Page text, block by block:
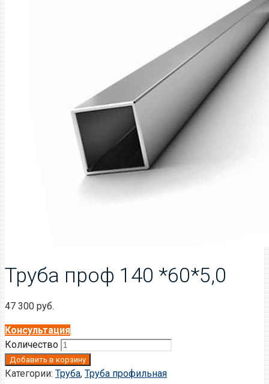
Труба проф 140 *60*5,0
47 300 руб.
Консультация
Количество
Добавить в корзину
Категории: Труба, Труба профильная